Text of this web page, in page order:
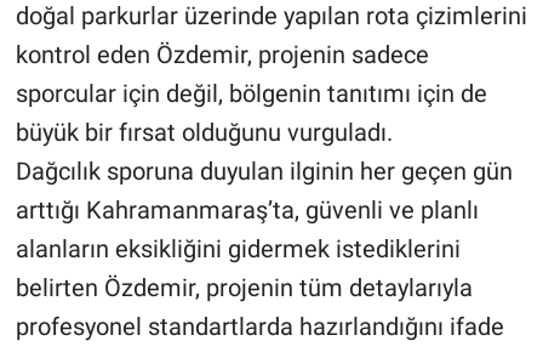
doğal parkurlar üzerinde yapılan rota çizimlerini
kontrol eden Özdemir, projenin sadece
sporcular için değil, bölgenin tanıtımı için de
büyük bir fırsat olduğunu vurguladı.
Dağcılık sporuna duyulan ilginin her geçen gün
arttığı Kahramanmaraş’ta, güvenli ve planlı
alanların eksikliğini gidermek istediklerini
belirten Özdemir, projenin tüm detaylarıyla
profesyonel standartlarda hazırlandığını ifade